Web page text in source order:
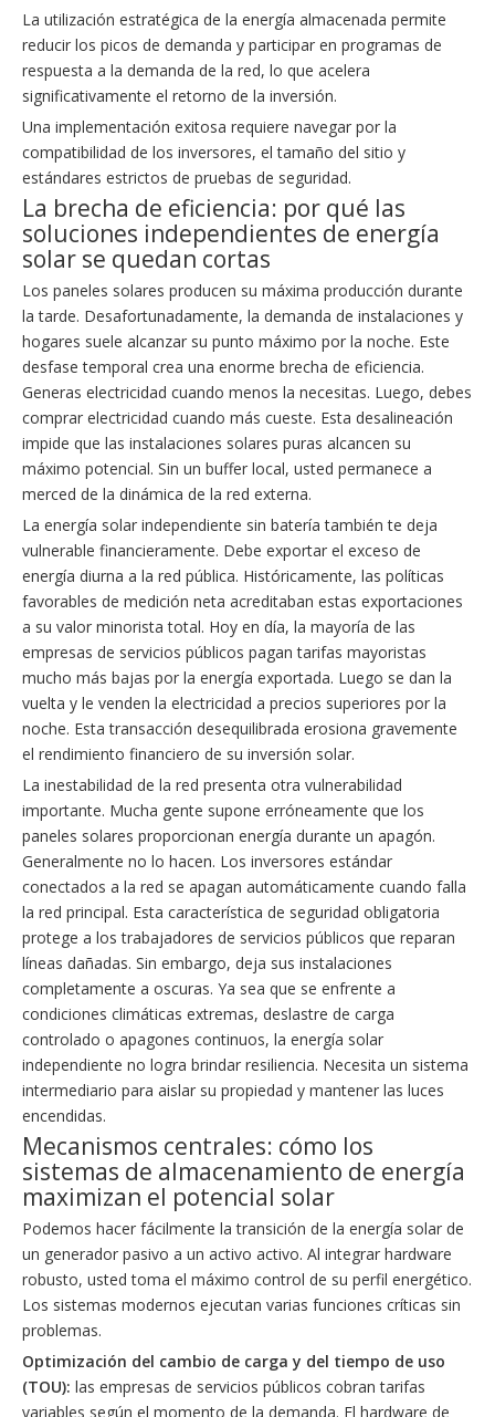
La utilización estratégica de la energía almacenada permite
reducir los picos de demanda y participar en programas de
respuesta a la demanda de la red, lo que acelera
significativamente el retorno de la inversión.
Una implementación exitosa requiere navegar por la
compatibilidad de los inversores, el tamaño del sitio y
estándares estrictos de pruebas de seguridad.
La brecha de eficiencia: por qué las
soluciones independientes de energía
solar se quedan cortas
Los paneles solares producen su máxima producción durante
la tarde. Desafortunadamente, la demanda de instalaciones y
hogares suele alcanzar su punto máximo por la noche. Este
desfase temporal crea una enorme brecha de eficiencia.
Generas electricidad cuando menos la necesitas. Luego, debes
comprar electricidad cuando más cueste. Esta desalineación
impide que las instalaciones solares puras alcancen su
máximo potencial. Sin un buffer local, usted permanece a
merced de la dinámica de la red externa.
La energía solar independiente sin batería también te deja
vulnerable financieramente. Debe exportar el exceso de
energía diurna a la red pública. Históricamente, las políticas
favorables de medición neta acreditaban estas exportaciones
a su valor minorista total. Hoy en día, la mayoría de las
empresas de servicios públicos pagan tarifas mayoristas
mucho más bajas por la energía exportada. Luego se dan la
vuelta y le venden la electricidad a precios superiores por la
noche. Esta transacción desequilibrada erosiona gravemente
el rendimiento financiero de su inversión solar.
La inestabilidad de la red presenta otra vulnerabilidad
importante. Mucha gente supone erróneamente que los
paneles solares proporcionan energía durante un apagón.
Generalmente no lo hacen. Los inversores estándar
conectados a la red se apagan automáticamente cuando falla
la red principal. Esta característica de seguridad obligatoria
protege a los trabajadores de servicios públicos que reparan
líneas dañadas. Sin embargo, deja sus instalaciones
completamente a oscuras. Ya sea que se enfrente a
condiciones climáticas extremas, deslastre de carga
controlado o apagones continuos, la energía solar
independiente no logra brindar resiliencia. Necesita un sistema
intermediario para aislar su propiedad y mantener las luces
encendidas.
Mecanismos centrales: cómo los
sistemas de almacenamiento de energía
maximizan el potencial solar
Podemos hacer fácilmente la transición de la energía solar de
un generador pasivo a un activo activo. Al integrar hardware
robusto, usted toma el máximo control de su perfil energético.
Los sistemas modernos ejecutan varias funciones críticas sin
problemas.
Optimización del cambio de carga y del tiempo de uso
(TOU): las empresas de servicios públicos cobran tarifas
variables según el momento de la demanda. El hardware de